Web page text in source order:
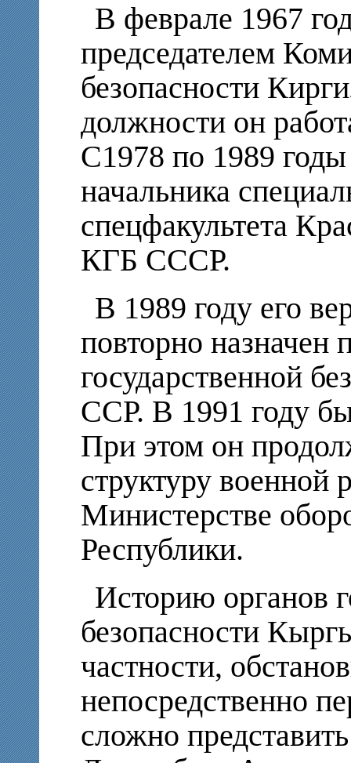
В феврале 1967
председателем
безопасности
должности он
С1978 по 1989
начальника
спецфакультета
КГБ СССР.
В 1989 году его
повторно назначен
государственной
ССР. В 1991 году
При этом он
структуру военной
Министерстве
Республики.
Историю органов
безопасности
частности,
непосредственно
сложно